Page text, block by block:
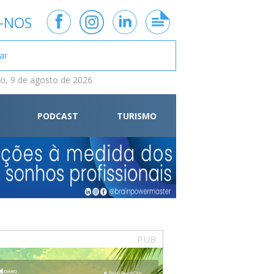
9 de agosto de 2026
PODCAST TURISMO
PUB